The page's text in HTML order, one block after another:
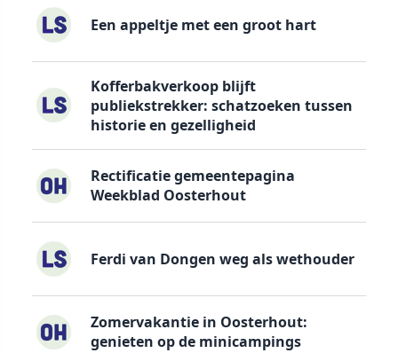
Een appeltje met een groot hart
Kofferbakverkoop blijft
publiekstrekker: schatzoeken tussen
historie en gezelligheid
Rectificatie gemeentepagina
Weekblad Oosterhout
Ferdi van Dongen weg als wethouder
Zomervakantie in Oosterhout:
genieten op de minicampings